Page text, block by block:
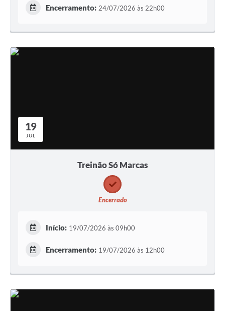
Encerramento: 24/07/2026 às 22h00
19
JUL
Treinão Só Marcas
Encerrado
Início: 19/07/2026 às 09h00
Encerramento: 19/07/2026 às 12h00